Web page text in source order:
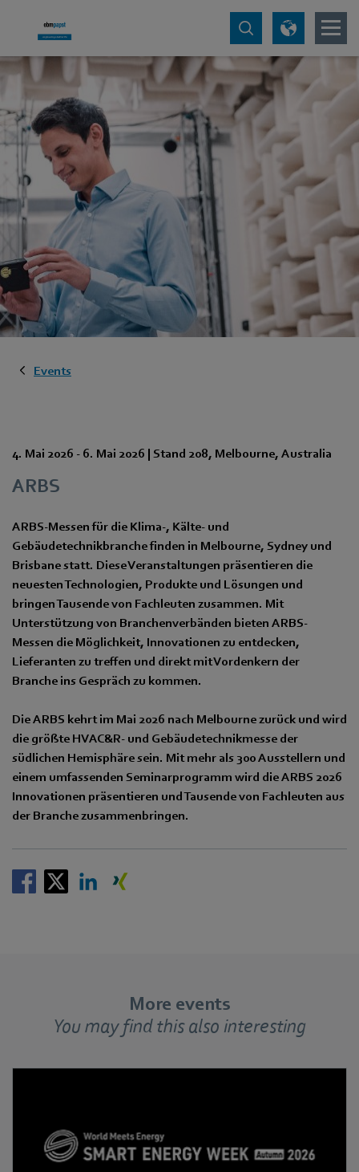
Events
4. Mai 2026 - 6. Mai 2026 | Stand 208, Melbourne, Australia
ARBS
ARBS-Messen für die Klima-, Kälte- und
Gebäudetechnikbranche finden in Melbourne, Sydney und
Brisbane statt. Diese Veranstaltungen präsentieren die
neuesten Technologien, Produkte und Lösungen und
bringen Tausende von Fachleuten zusammen. Mit
Unterstützung von Branchenverbänden bieten ARBS-
Messen die Möglichkeit, Innovationen zu entdecken,
Lieferanten zu treffen und direkt mit Vordenkern der
Branche ins Gespräch zu kommen.
Die ARBS kehrt im Mai 2026 nach Melbourne zurück und wird
die größte HVAC&R- und Gebäudetechnikmesse der
südlichen Hemisphäre sein. Mit mehr als 300 Ausstellern und
einem umfassenden Seminarprogramm wird die ARBS 2026
Innovationen präsentieren und Tausende von Fachleuten aus
der Branche zusammenbringen.
More events
You may find this also interesting